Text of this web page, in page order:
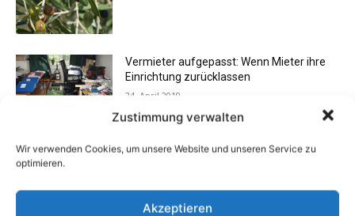
Zustimmung verwalten
Wir verwenden Cookies, um unsere Website und unseren Service zu
optimieren.
Akzeptieren
Vermieter aufgepasst: Wenn Mieter ihre
Einrichtung zurücklassen
24. April 2019
Buchtipp: «Das Hausreparatur-Buch»